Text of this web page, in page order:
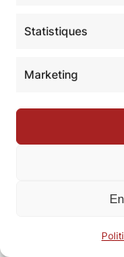
Statistiques
Marketing